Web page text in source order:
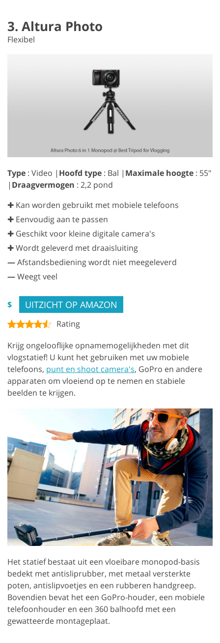
3. Altura Photo
Flexibel
Type : Video | Hoofd type : Bal | Maximale hoogte : 55″
| Draagvermogen : 2,2 pond
✚ Kan worden gebruikt met mobiele telefoons
✚ Eenvoudig aan te passen
✚ Geschikt voor kleine digitale camera's
✚ Wordt geleverd met draaisluiting
—Afstandsbediening wordt niet meegeleverd
—Weegt veel
$ UITZICHT OP AMAZON
Rating
Krijg ongelooflijke opnamemogelijkheden met dit
vlogstatief! U kunt het gebruiken met uw mobiele
telefoons, punt en shoot camera's, GoPro en andere
apparaten om vloeiend op te nemen en stabiele
beelden te krijgen.
Het statief bestaat uit een vloeibare monopod-basis
bedekt met antisliprubber, met metaal versterkte
poten, antislipvoetjes en een rubberen handgreep.
Bovendien bevat het een GoPro-houder, een mobiele
telefoonhouder en een 360 balhoofd met een
gewatteerde montageplaat.